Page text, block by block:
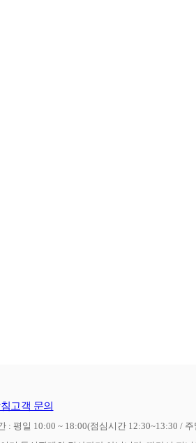
고객 문의
: 평일 10:00 ~ 18:00(점심시간 12:30~13:30 /